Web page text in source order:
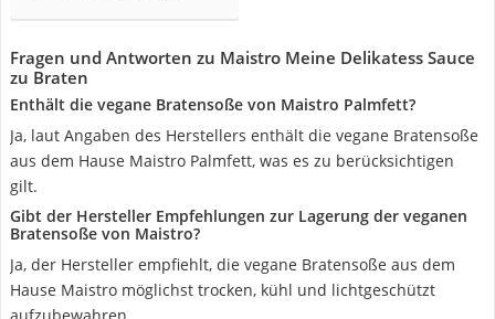
Fragen und Antworten zu Maistro Meine Delikatess Sauce
zu Braten
Enthält die vegane Bratensoße von Maistro Palmfett?
Ja, laut Angaben des Herstellers enthält die vegane Bratensoße
aus dem Hause Maistro Palmfett, was es zu berücksichtigen
gilt.
Gibt der Hersteller Empfehlungen zur Lagerung der veganen
Bratensoße von Maistro?
Ja, der Hersteller empfiehlt, die vegane Bratensoße aus dem
Hause Maistro möglichst trocken, kühl und lichtgeschützt